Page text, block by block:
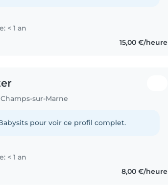
< 1 an
15,00 €/heure
sur-Marne
pour voir ce profil complet.
< 1 an
8,00 €/heure